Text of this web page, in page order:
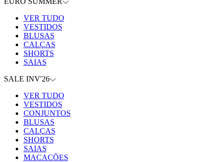
VER TUDO
VESTIDOS
BLUSAS
CALÇAS
SHORTS
SAIAS
SALE INV'26
VER TUDO
VESTIDOS
CONJUNTOS
BLUSAS
CALÇAS
SHORTS
SAIAS
MACACÕES